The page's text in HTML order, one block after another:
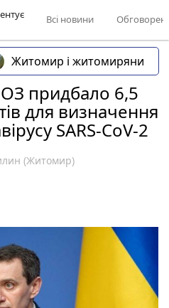
Всі новини
Житомир і житомиряни
придбало 6,5
для визначення
SARS-CoV-2
(Житомир)